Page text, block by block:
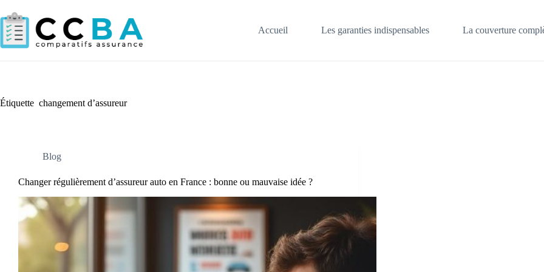
au
contenu
Accueil Les garanties indispensables La couverture
Étiquette changement d’assureur
Blog
Changer régulièrement d’assureur auto en France : bonne ou mauvaise idée ?